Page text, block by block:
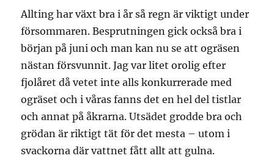
Allting har växt bra i år så regn är viktigt under
försommaren. Besprutningen gick också bra i
början på juni och man kan nu se att ogräsen
nästan försvunnit. Jag var litet orolig efter
fjolåret då vetet inte alls konkurrerade med
ogräset och i våras fanns det en hel del tistlar
och annat på åkrarna. Utsädet grodde bra och
grödan är riktigt tät för det mesta – utom i
svackorna där vattnet fått allt att gulna.